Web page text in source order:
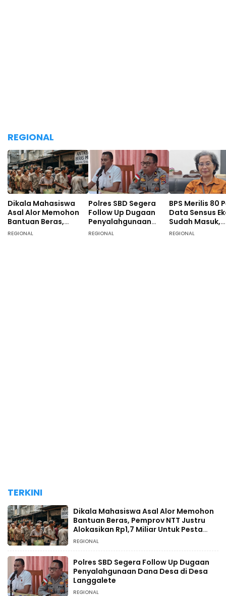
REGIONAL
Dikala Mahasiswa
Asal Alor Memohon
Bantuan Beras,
Pemprov NTT Justru
REGIONAL
Polres SBD Segera
Follow Up Dugaan
Penyalahgunaan
Dana Desa di Desa
REGIONAL
BPS Merilis 80
Data Sensus
Sudah Masuk,
Masyarakat
REGIONAL
TERKINI
Dikala Mahasiswa Asal Alor Memohon
Bantuan Beras, Pemprov NTT Justru
Alokasikan Rp1,7 Miliar Untuk Pesta
HUT RI
REGIONAL
Polres SBD Segera Follow Up Dugaan
Penyalahgunaan Dana Desa di Desa
Langgalete
REGIONAL